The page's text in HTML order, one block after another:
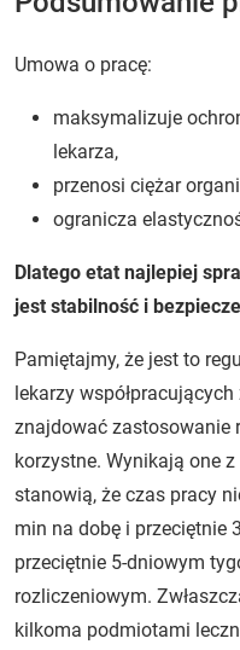
Umowa o pracę:
maksymalizuje
lekarza,
przenosi ciężar
ogranicza
Dlatego etat najlepiej
jest stabilność i
Pamiętajmy, że jest to
lekarzy
znajdować zastosowanie
korzystne. Wynikają one
stanowią, że czas pracy
min na dobę i przeciętnie
przeciętnie 5-dniowym
rozliczeniowym.
kilkoma podmiotami